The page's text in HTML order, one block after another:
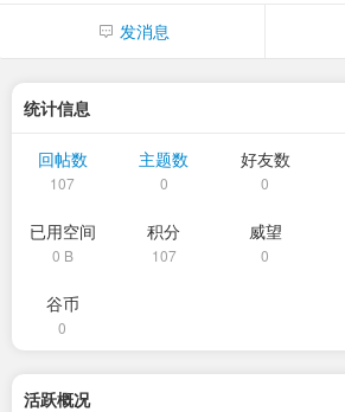
发消息
统计信息
回帖数
107
主题数
0
好友数
0
已用空间
0 B
积分
107
威望
0
谷币
0
活跃概况